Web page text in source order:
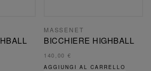
MASSENET
BICCHIERE HIGHBALL
140,00 €
AGGIUNGI AL CARRELLO